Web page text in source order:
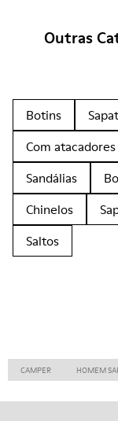
Outras
Botins
Com atacadores
Sandálias
Chinelos
Saltos
CAMPER HOMEM